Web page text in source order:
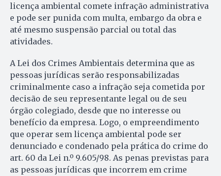
licença ambiental comete infração administrativa
e pode ser punida com multa, embargo da obra e
até mesmo suspensão parcial ou total das
atividades.
A Lei dos Crimes Ambientais determina que as
pessoas jurídicas serão responsabilizadas
criminalmente caso a infração seja cometida por
decisão de seu representante legal ou de seu
órgão colegiado, desde que no interesse ou
benefício da empresa. Logo, o empreendimento
que operar sem licença ambiental pode ser
denunciado e condenado pela prática do crime do
art. 60 da Lei n.º 9.605/98. As penas previstas para
as pessoas jurídicas que incorrem em crime